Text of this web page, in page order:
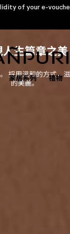
of your e-
家居系列 禮物
人生篇章之美
採用溫和的方式，
的美麗。